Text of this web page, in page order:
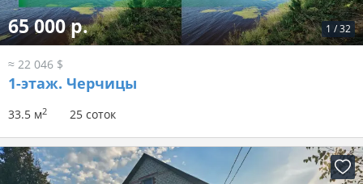
1 /32
65 000 р.
≈ 22 046 $
1-этаж. Черчицы
33.5 м2 25 соток